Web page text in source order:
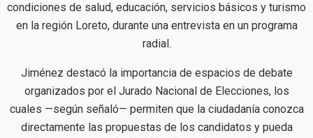
condiciones de salud, educación, servicios básicos y turismo
en la región Loreto, durante una entrevista en un programa
radial.
Jiménez destacó la importancia de espacios de debate
organizados por el Jurado Nacional de Elecciones, los
cuales —según señaló— permiten que la ciudadanía conozca
directamente las propuestas de los candidatos y pueda